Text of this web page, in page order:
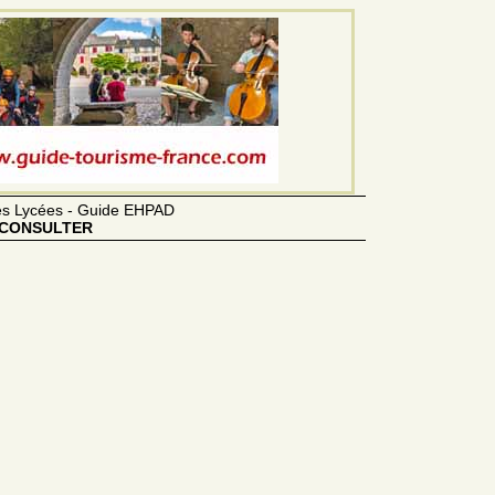
Lycées - Guide EHPAD